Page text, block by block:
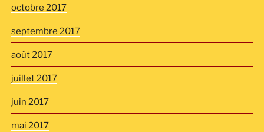
octobre 2017
septembre 2017
août 2017
juillet 2017
juin 2017
mai 2017